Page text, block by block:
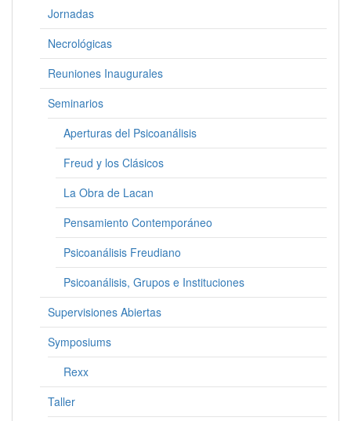
Jornadas
Necrológicas
Reuniones Inaugurales
Seminarios
Aperturas del Psicoanálisis
Freud y los Clásicos
La Obra de Lacan
Pensamiento Contemporáneo
Psicoanálisis Freudiano
Psicoanálisis, Grupos e Instituciones
Supervisiones Abiertas
Symposiums
Rexx
Taller